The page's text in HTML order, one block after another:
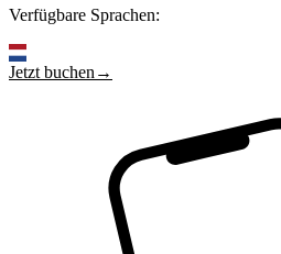
Verfügbare Sprachen:
Jetzt buchen→